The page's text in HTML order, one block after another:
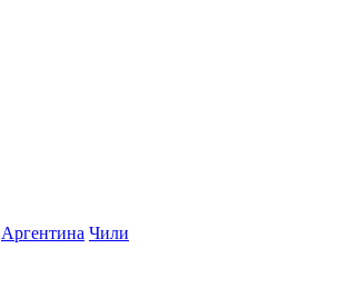
Аргентина Чили